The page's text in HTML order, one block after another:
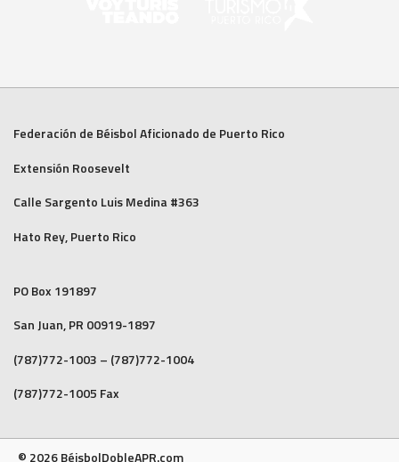
Federación de Béisbol Aficionado de Puerto Rico
Extensión Roosevelt
Calle Sargento Luis Medina #363
Hato Rey, Puerto Rico
PO Box 191897
San Juan, PR 00919-1897
(787)772-1003 – (787)772-1004
(787)772-1005 Fax
© 2026 BéisbolDobleAPR.com